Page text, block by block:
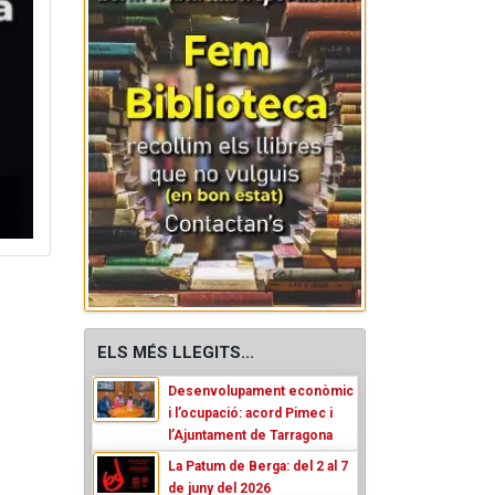
ELS MÉS LLEGITS...
Desenvolupament econòmic
i l’ocupació: acord Pimec i
l’Ajuntament de Tarragona
La Patum de Berga: del 2 al 7
de juny del 2026